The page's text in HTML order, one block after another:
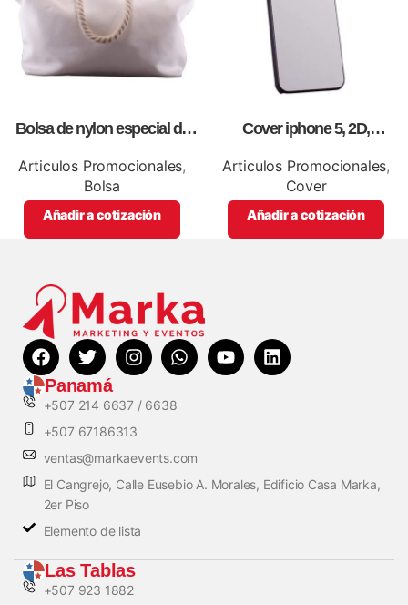
Bolsa de nylon especial de
con impresión full color.
Articulos Promocionales,
Bolsa
Añadir a cotización
Cover iphone 5, 2D,
Articulos Promocionales,
Cover
Añadir a cotización
Panamá
+507 214 6637 / 6638
+507 67186313
ventas@markaevents.com
El Cangrejo, Calle Eusebio A. Morales, Edificio Casa Marka,
2er Piso
Elemento de lista
Las Tablas
+507 923 1882